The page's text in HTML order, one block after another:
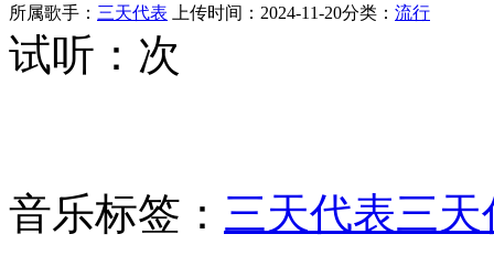
所属歌手： 三天代表 上传时间：2024-11-20分类： 流行
试听： 次
音乐标签： 三天代表三